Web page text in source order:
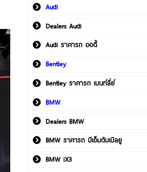
Audi
Dealers Audi
Audi ราคารถ ออดี้
Bentley
Bentley ราคารถ เบนท์ลี่ย์
BMW
Dealers BMW
BMW ราคารถ บีเอ็มดับเบิลยู
BMW iX3